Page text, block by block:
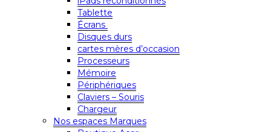
Tablette
Écrans
Disques durs
cartes mères d’occasion
Processeurs
Mémoire
Périphériques
Claviers – Souris
Chargeur
Nos espaces Marques